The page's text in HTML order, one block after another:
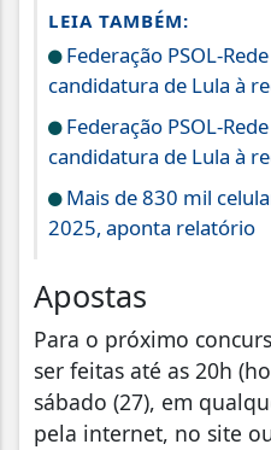
LEIA TAMBÉM:
Federação PSOL-
candidatura de Lula à
Federação PSOL-
candidatura de Lula à
Mais de 830 mil
2025, aponta relatório
Apostas
Para o próximo
ser feitas até as 20h
sábado (27), em
pela internet, no site